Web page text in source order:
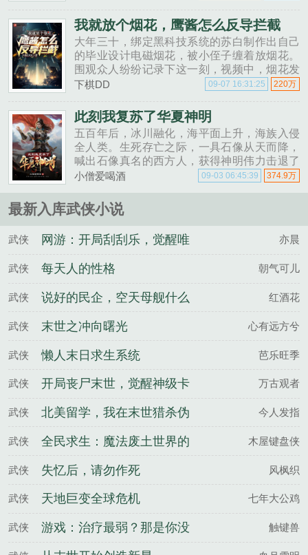
我就放个烟花，鹰酱怎么反导拦截
大年三十，绑定黑科技系统的苏白制作出自己
的毕业设计电磁烟花，被小侄子缠着放烟花。
围观众人纷纷记录下这一刻，视频中，烟花发
射时，大地甚至都在颤抖！众网友震惊这特么
下棋DD 220万
09-07 16:31:25
此刻我复苏了华夏神明
五百年后，冰川融化，海平面上升，海族入侵
全人类。生死存亡之际，一具石像从天而降，
喊出石像真名的西方人，获得神明伟力击退了
海族人。此后数百年，上百具石像从天而降，
九......
小僧爱喝酒 374.9万
09-03 06:45:39
最新入库武侠小说
武侠
网游：开局刮刮乐，觉醒唯
一SSS天赋
亦晨
武侠 每天人的性格 朝气可儿
武侠
说好的民企，空天母舰什么
鬼
红酒花
武侠 末世之冲向曙光 心有远方兮
武侠 懒人末日求生系统 芭乐旺季
武侠
开局丧尸末世，觉醒神级卡
牌天赋
万古观者
武侠
北美留学，我在末世猎杀伪
人
今人发指
武侠
全民求生：魔法废土世界的
暴徒
木屋键盘侠
武侠 失忆后，请勿作死 风枫织
武侠 天地巨变全球危机 七年大公鸡
武侠
游戏：治疗最弱？那是你没
触键兽